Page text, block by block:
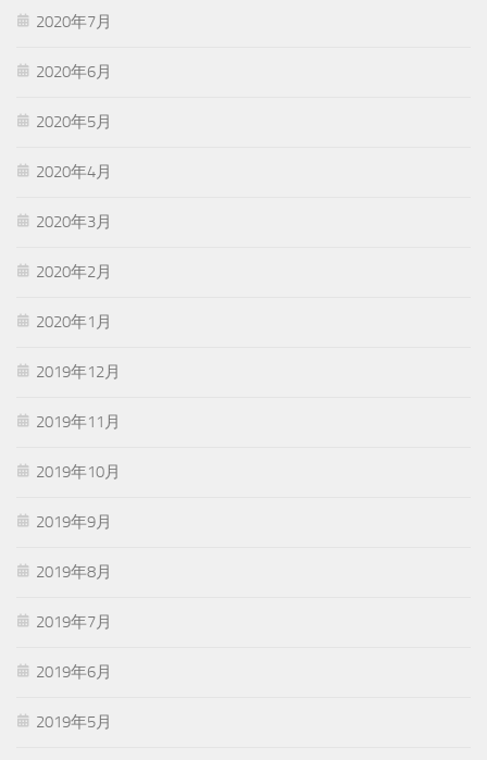
2020年7月
2020年6月
2020年5月
2020年4月
2020年3月
2020年2月
2020年1月
2019年12月
2019年11月
2019年10月
2019年9月
2019年8月
2019年7月
2019年6月
2019年5月